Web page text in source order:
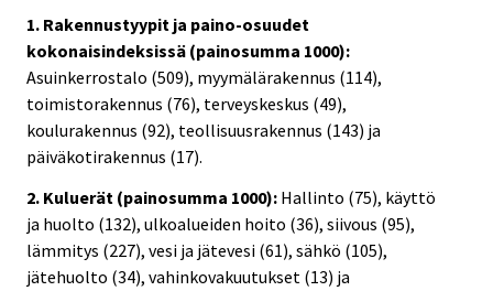
1. Rakennustyypit ja paino-osuudet
kokonaisindeksissä (painosumma 1000):
Asuinkerrostalo (509), myymälärakennus (114),
toimistorakennus (76), terveyskeskus (49),
koulurakennus (92), teollisuusrakennus (143) ja
päiväkotirakennus (17).
2. Kuluerät (painosumma 1000): Hallinto (75), käyttö
ja huolto (132), ulkoalueiden hoito (36), siivous (95),
lämmitys (227), vesi ja jätevesi (61), sähkö (105),
jätehuolto (34), vahinkovakuutukset (13) ja